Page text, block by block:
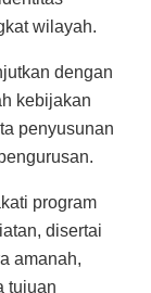
wilayah.
dengan
kebijakan
penyusunan
program
disertai
amanah,
tujuan